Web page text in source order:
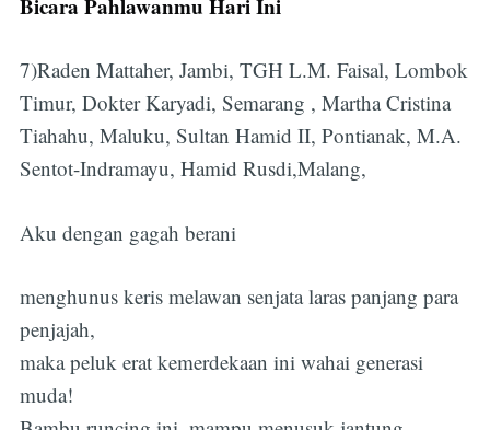
7)Raden Mattaher, Jambi, TGH L.M. Faisal, Lombok
Timur, Dokter Karyadi, Semarang , Martha Cristina
Tiahahu, Maluku, Sultan Hamid II, Pontianak, M.A.
Sentot-Indramayu, Hamid Rusdi,Malang,
Aku dengan gagah berani
menghunus keris melawan senjata laras panjang para
penjajah,
maka peluk erat kemerdekaan ini wahai generasi
muda!